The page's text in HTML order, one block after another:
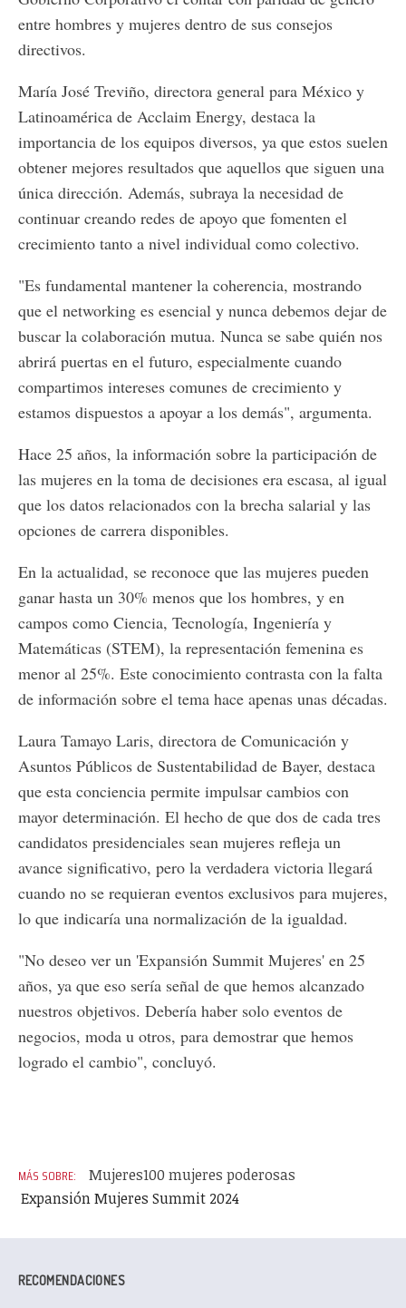
entre hombres y mujeres dentro de sus consejos
directivos.
María José Treviño, directora general para México y
Latinoamérica de Acclaim Energy, destaca la
importancia de los equipos diversos, ya que estos suelen
obtener mejores resultados que aquellos que siguen una
única dirección. Además, subraya la necesidad de
continuar creando redes de apoyo que fomenten el
crecimiento tanto a nivel individual como colectivo.
"Es fundamental mantener la coherencia, mostrando
que el networking es esencial y nunca debemos dejar de
buscar la colaboración mutua. Nunca se sabe quién nos
abrirá puertas en el futuro, especialmente cuando
compartimos intereses comunes de crecimiento y
estamos dispuestos a apoyar a los demás", argumenta.
Hace 25 años, la información sobre la participación de
las mujeres en la toma de decisiones era escasa, al igual
que los datos relacionados con la brecha salarial y las
opciones de carrera disponibles.
En la actualidad, se reconoce que las mujeres pueden
ganar hasta un 30% menos que los hombres, y en
campos como Ciencia, Tecnología, Ingeniería y
Matemáticas (STEM), la representación femenina es
menor al 25%. Este conocimiento contrasta con la falta
de información sobre el tema hace apenas unas décadas.
Laura Tamayo Laris, directora de Comunicación y
Asuntos Públicos de Sustentabilidad de Bayer, destaca
que esta conciencia permite impulsar cambios con
mayor determinación. El hecho de que dos de cada tres
candidatos presidenciales sean mujeres refleja un
avance significativo, pero la verdadera victoria llegará
cuando no se requieran eventos exclusivos para mujeres,
lo que indicaría una normalización de la igualdad.
"No deseo ver un 'Expansión Summit Mujeres' en 25
años, ya que eso sería señal de que hemos alcanzado
nuestros objetivos. Debería haber solo eventos de
negocios, moda u otros, para demostrar que hemos
logrado el cambio", concluyó.
Mujeres100 mujeres poderosas
Expansión Mujeres Summit 2024
RECOMENDACIONES